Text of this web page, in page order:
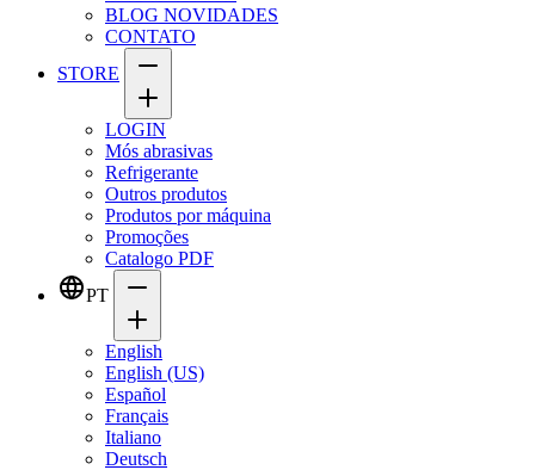
BLOG NOVIDADES
CONTATO
STORE
LOGIN
Mós abrasivas
Refrigerante
Outros produtos
Produtos por máquina
Promoções
Catalogo PDF
PT
English
English (US)
Español
Français
Italiano
Deutsch